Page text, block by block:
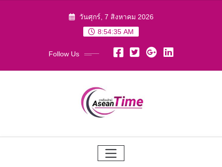
วันศุกร์, 7 สิงหาคม 2026
8:54:37 AM
Follow Us